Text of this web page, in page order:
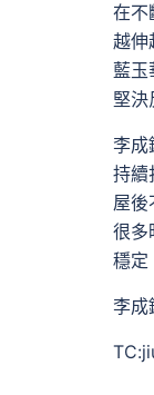
在不
越伸
藍玉
堅決
李成
持續
屋後
很多
穩定
李成